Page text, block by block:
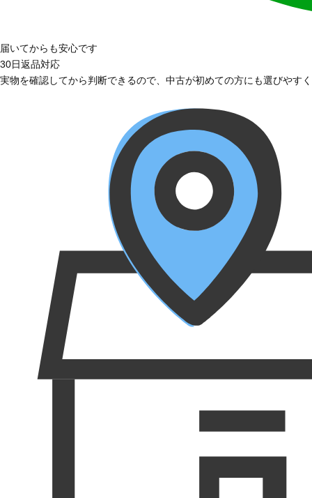
届いてからも安心です
30日返品対応
実物を確認してから判断できるので、中古が初めての方にも選びやす